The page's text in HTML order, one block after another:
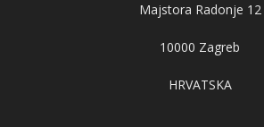
Majstora Radonje 12
10000 Zagreb
HRVATSKA